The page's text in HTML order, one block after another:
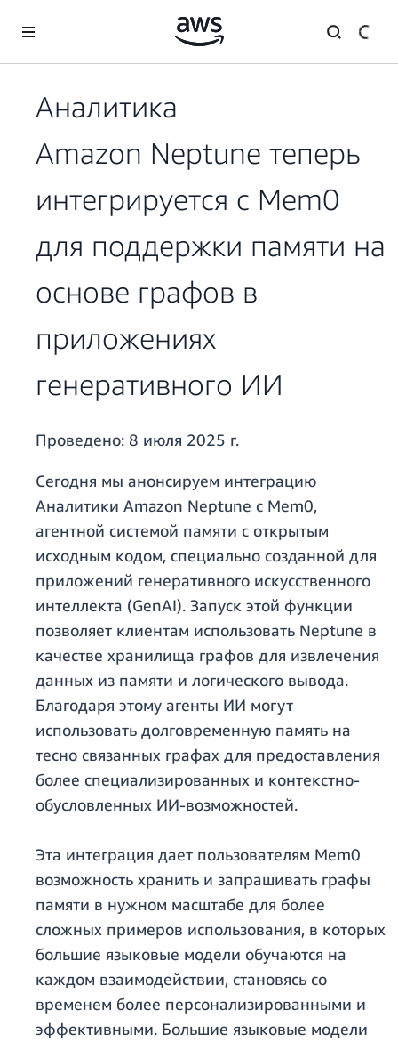
Перейти к главному контенту
Аналитика
Amazon Neptune теперь
интегрируется с Mem0
для поддержки памяти на
основе графов в
приложениях
генеративного ИИ
Проведено: 8 июля 2025 г.
Сегодня мы анонсируем интеграцию
Аналитики Amazon Neptune с Mem0,
агентной системой памяти с открытым
исходным кодом, специально созданной для
приложений генеративного искусственного
интеллекта (GenAI). Запуск этой функции
позволяет клиентам использовать Neptune в
качестве хранилища графов для извлечения
данных из памяти и логического вывода.
Благодаря этому агенты ИИ могут
использовать долговременную память на
тесно связанных графах для предоставления
более специализированных и контекстно-
обусловленных ИИ-возможностей.
Эта интеграция дает пользователям Mem0
возможность хранить и запрашивать графы
памяти в нужном масштабе для более
сложных примеров использования, в которых
большие языковые модели обучаются на
каждом взаимодействии, становясь со
временем более персонализированными и
эффективными. Большие языковые модели